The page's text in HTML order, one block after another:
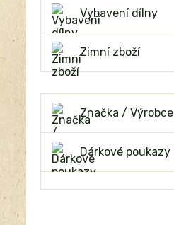
Vybavení dílny
Zimní zboží
Značka / Výrobce
Dárkové poukazy